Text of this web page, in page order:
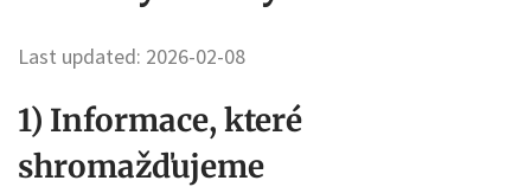
Last updated: 2026-02-08
1) Informace, které
shromažďujeme